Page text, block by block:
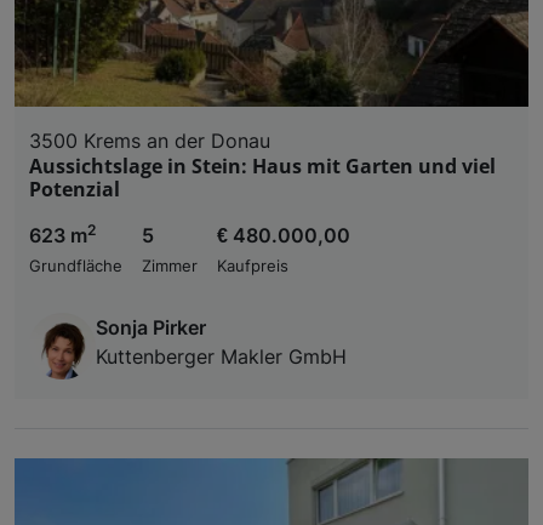
3500 Krems an der Donau
Aussichtslage in Stein: Haus mit Garten und viel
Potenzial
623 m2
Grundfläche
5
Zimmer
€ 480.000,00
Kaufpreis
Sonja Pirker
Kuttenberger Makler GmbH